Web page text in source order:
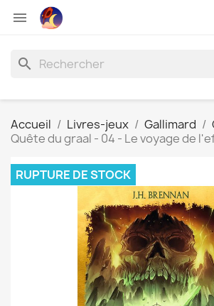

search
Accueil Livres-jeux Gallimard
Quête du graal - 04 - Le voyage de
RUPTURE DE STOCK